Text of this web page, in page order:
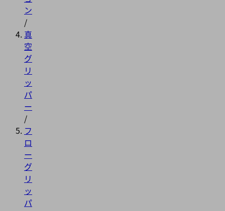
ン
/
真
空
グ
リ
ッ
パ
ー
/
フ
ロ
ー
グ
リ
ッ
パ